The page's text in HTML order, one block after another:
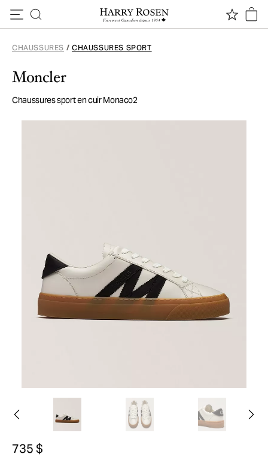
CHAUSSURES / CHAUSSURES SPORT
Moncler
Chaussures sport en cuir Monaco2
735 $